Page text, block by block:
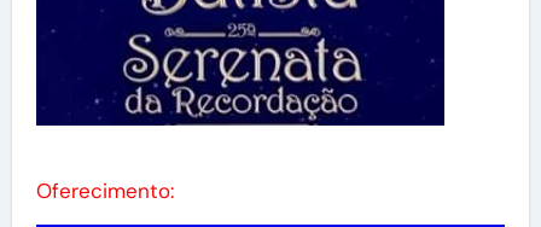
Oferecimento: